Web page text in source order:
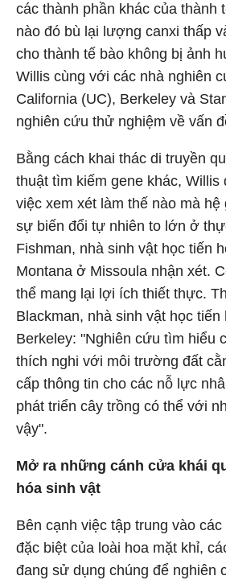
các thành phần khác của thành
nào đó bù lại lượng canxi thấp
cho thành tế bào không bị ảnh
Willis cùng với các nhà nghiên
California (UC), Berkeley và
nghiên cứu thử nghiệm về vấn
Bằng cách khai thác di truyền
thuật tìm kiếm gene khác, Willis
việc xem xét làm thế nào mà hệ
sự biến đổi tự nhiên to lớn ở
Fishman, nhà sinh vật học tiến
Montana ở Missoula nhận xét.
thể mang lại lợi ích thiết thực.
Blackman, nhà sinh vật học tiến
Berkeley: "Nghiên cứu tìm hiểu
thích nghi với môi trường đất
cấp thông tin cho các nỗ lực
phát triển cây trồng có thể với
vậy".
Mở ra những cánh cửa khái
hóa sinh vật
Bên cạnh việc tập trung vào
đặc biệt của loài hoa mặt khỉ,
đang sử dụng chúng để nghiên